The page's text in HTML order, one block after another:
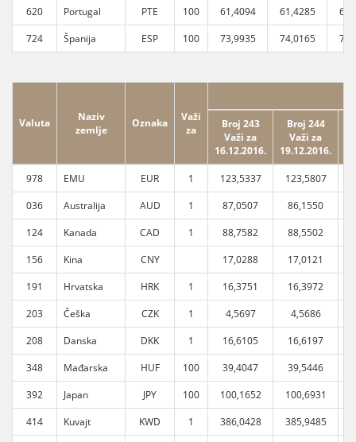
620
Portugal PTE 100 61,4094 61,4285
724
Španija ESP 100 73,9935 74,0165
Valuta
Naziv
zemlje
Oznaka
Važi
za
Broj 243
Važi za
16.12.2016.
Broj 244
Važi za
19.12.2016.
978 EMU EUR 1 123,5337 123,5807
036
Australija AUD 1 87,0507 86,1550
124
Kanada CAD 1 88,7582 88,5502
156
Kina CNY 17,0288 17,0121
191
Hrvatska HRK 1 16,3751 16,3972
203
Češka CZK 1 4,5697 4,5686
208
Danska DKK 1 16,6105 16,6197
348
Mađarska HUF 100 39,4047 39,5446
392
Japan JPY 100 100,1652 100,6931
414
Kuvajt KWD 1 386,0428 385,9485